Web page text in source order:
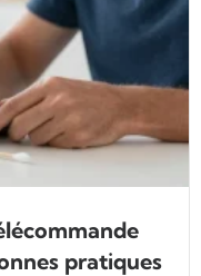
pratiques